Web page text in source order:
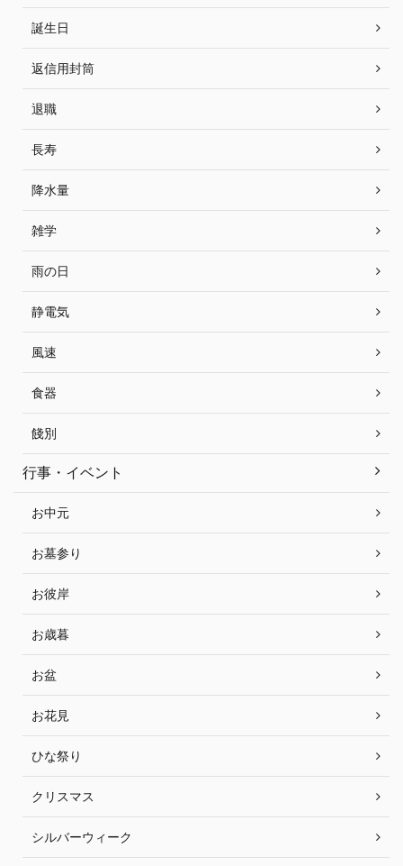
誕生日
返信用封筒
退職
長寿
降水量
雑学
雨の日
静電気
風速
食器
餞別
行事・イベント
お中元
お墓参り
お彼岸
お歳暮
お盆
お花見
ひな祭り
クリスマス
シルバーウィーク